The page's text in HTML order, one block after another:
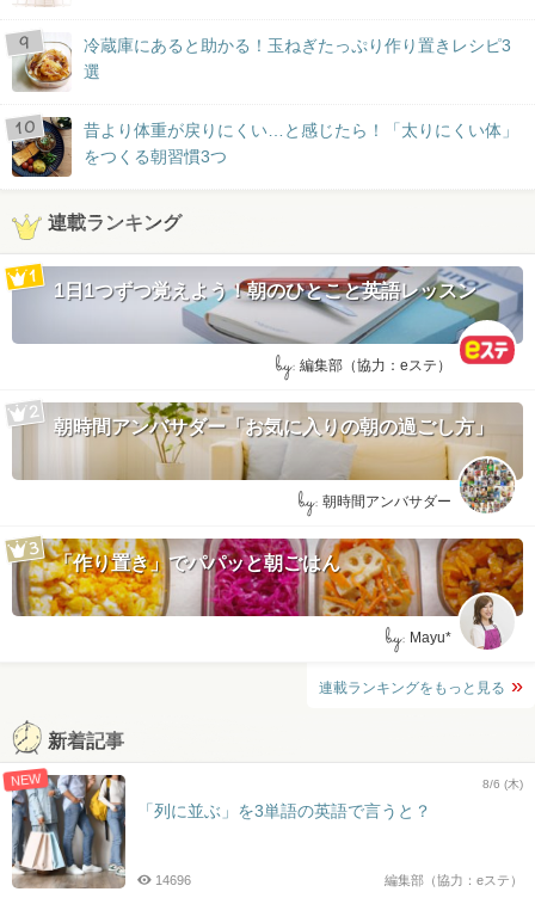
冷蔵庫にあると助かる！玉ねぎたっぷり作り置きレシピ3
選
昔より体重が戻りにくい…と感じたら！「太りにくい体」
をつくる朝習慣3つ
連載ランキング
1日1つずつ覚えよう！朝のひとこと英語レッスン
by: 編集部（協力：eステ）
朝時間アンバサダー「お気に入りの朝の過ごし方」
by: 朝時間アンバサダー
「作り置き」でパパッと朝ごはん
by: Mayu*
連載ランキングをもっと見る
新着記事
NEW 8/6 (木)
「列に並ぶ」を3単語の英語で言うと？
編集部（協力：eステ）
14696